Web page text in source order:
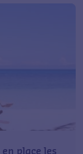
place les